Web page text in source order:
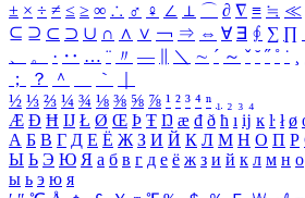
± × ÷ ≠ ≤ ≥ ∞ ∴ ♂ ♀ ∠ ⊥ ⌒ ∂ ∇ ≡ ≒ ≪
⊆ ⊇ ⊂ ⊃ ∪ ∩ ∧ ∨ ￢ ⇒ ⇔ ∀ ∃ ∮ ∑ ∏
、
。 · ‥ … ¨ 〃 ― ＼ ∼ ´ ～ ˇ ˘ ˝ ˚ ˙ ¸
；
？ ＾ ｀
½ ⅓ ⅔ ¼ ¾ ⅛ ⅜ ⅝ ⅞ ¹ ² ³ ⁴ ⁿ ₁ ₂ ₃ ₄
Æ Ð Ħ Ĳ Ł Ø Œ Þ Ŧ Ŋ æ đ ð ħ ı ĳ ĸ ŀ ł ø
А Б В Г Д Е Ё Ж З И Й К Л М Н О П Р
Ы Ь Э Ю Я а б в г д е ё ж з и й к л м н о
ы ь э ю я